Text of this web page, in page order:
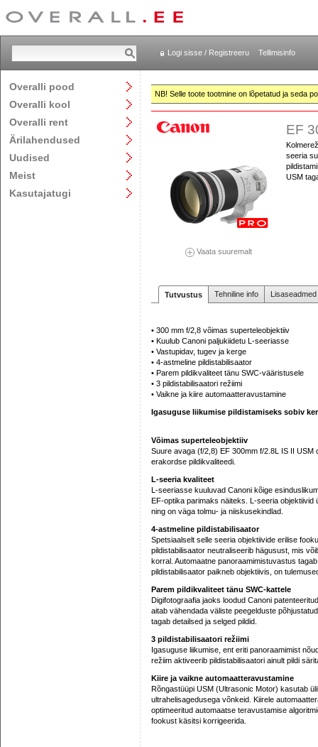
Logi sisse / Registreeru Tellimisinfo
Overalli pood
Overalli kool
Overalli rent
Ärilahendused
Uudised
Meist
Kasutajatugi
NB! Selle toote tootmine on lõpetatud ja seda
Vaata suuremalt
EF
seeria
USM
Tutvustus Tehniline info
• 300 mm f/2,8 võimas superteleobjektiiv
• Kuulub Canoni paljukiidetu L-seeriasse
• Vastupidav, tugev ja kerge
• 4-astmeline pildistabilisaator
• Parem pildikvaliteet tänu SWC-vääristusele
• 3 pildistabilisaatori režiimi
• Vaikne ja kiire automaatteravustamine
Igasuguse liikumise pildistamiseks sobiv
Võimas superteleobjektiiv
Suure avaga (f/2,8) EF 300mm f/2.8L IS II
erakordse pildikvaliteedi.
L-seeria kvaliteet
L-seeriasse kuuluvad Canoni kõige
EF-optika parimaks näiteks. L-seeria
ning on väga tolmu- ja niiskusekindlad.
4-astmeline pildistabilisaator
Spetsiaalselt selle seeria objektiivide erilise
pildistabilisaator neutraliseerib hägusust, mis
korral. Automaatne panoraamimistuvastus
pildistabilisaator paikneb objektiivis, on
Parem pildikvaliteet tänu SWC-kattele
Digifotograafia jaoks loodud Canoni
aitab vähendada väliste peegelduste
tagab detailsed ja selged pildid.
3 pildistabilisaatori režiimi
Igasuguse liikumise, ent eriti panoraamimist
režiim aktiveerib pildistabilisaatori ainult pildi
Kiire ja vaikne automaatteravustamine
Rõngastüüpi USM (Ultrasonic Motor) kasutab
ultrahelisagedusega võnkeid. Kiirele
optimeeritud automaatse teravustamise
fookust käsitsi korrigeerida.